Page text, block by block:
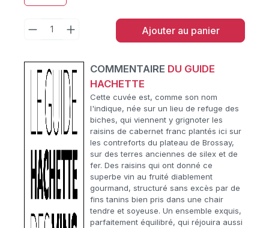
Ajouter au panier
COMMENTAIRE DU GUIDE
HACHETTE
Cette cuvée est, comme son nom
l'indique, née sur un lieu de refuge des
biches, qui viennent y grignoter les
raisins de cabernet franc plantés ici sur
les contreforts du plateau de Brossay,
sur des terres anciennes de silex et de
fer. Des raisins qui ont donné ce
superbe vin au fruité diablement
gourmand, structuré sans excès par de
fins tanins bien pris dans une chair
tendre et soyeuse. Un ensemble exquis,
parfaitement équilibré, qui réjouira aussi